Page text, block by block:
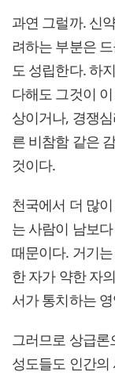
과연 그럴까. 신
려하는 부분은
도 성립한다. 하
다해도 그것이
상이거나, 경쟁
른 비참함 같은
것이다.
천국에서 더 많
는 사람이 남보
때문이다. 거기
한 자가 약한 자
서가 통치하는
그러므로 상급론
성도들도 인간의